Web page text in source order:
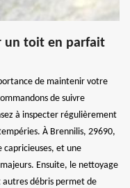
un toit en parfait
de maintenir votre
de suivre
à inspecter régulièrement
À Brennilis, 29690,
capricieuses, et une
Ensuite, le nettoyage
autres débris permet de